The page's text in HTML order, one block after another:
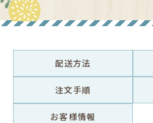
配送方法
注文手順
お客様情報